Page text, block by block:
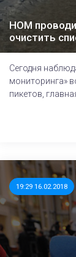
НОМ
очистить
Сегодня
мониторинга»
пикетов,
19:29 16.02.2018